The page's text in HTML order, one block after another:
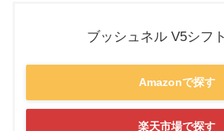
ブッシュネル V5シフ
Amazonで探す
楽天市場で探す